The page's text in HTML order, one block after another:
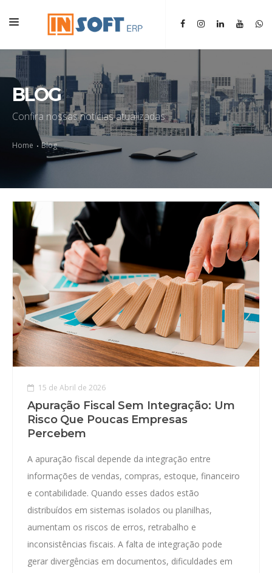
HOME
INSTITUCIONAL
BLOG
Confira nossas notícias atualizadas
Home Blog
15 de Abril de 2026
Apuração Fiscal Sem Integração: Um
Risco Que Poucas Empresas
Percebem
A apuração fiscal depende da integração entre
informações de vendas, compras, estoque, financeiro
e contabilidade. Quando esses dados estão
distribuídos em sistemas isolados ou planilhas,
aumentam os riscos de erros, retrabalho e
inconsistências fiscais. A falta de integração pode
gerar divergências em documentos, dificuldades em